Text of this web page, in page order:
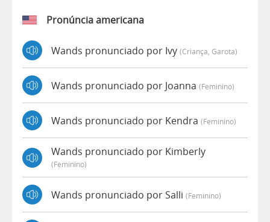
Pronúncia americana
Wands pronunciado por Ivy (criança, Garota)
Wands pronunciado por Joanna (feminino)
Wands pronunciado por Kendra (feminino)
Wands pronunciado por Kimberly
(feminino)
Wands pronunciado por Salli (feminino)